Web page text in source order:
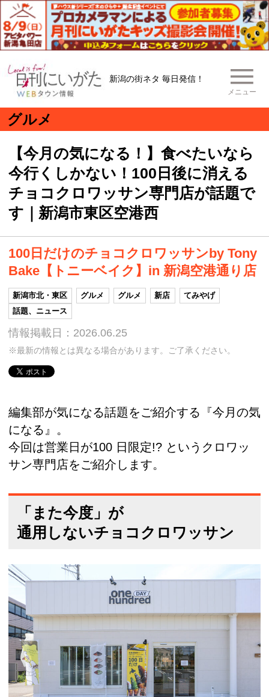
新潟の街ネタ 毎日発信！
メニュー
グルメ
【今月の気になる！】食べたいなら
今行くしかない！100日後に消える
チョコクロワッサン専門店が話題で
す｜新潟市東区空港西
100日だけのチョコクロワッサンby Tony
Bake【トニーベイク】in 新潟空港通り店
新潟市北・東区 グルメ グルメ 新店
てみやげ
話題、ニュース
情報掲載日：2026.06.25
※最新の情報とは異なる場合があります。ご了承ください。
編集部が気になる話題をご紹介する『今月の気
になる』。
今回は営業日が100 日限定!? というクロワッ
サン専門店をご紹介します。
「また今度」が
通用しないチョコクロワッサン